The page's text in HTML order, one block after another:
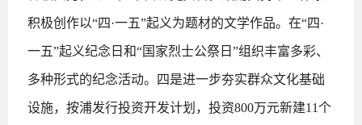
积极创作以“四·一五”起义为题材的文学作品。在“四·
一五”起义纪念日和“国家烈士公祭日”组织丰富多彩、
多种形式的纪念活动。四是进一步夯实群众文化基础
设施，按浦发行投资开发计划，投资800万元新建11个